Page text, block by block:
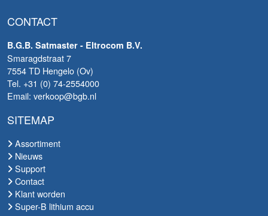
CONTACT
B.G.B. Satmaster - Eltrocom B.V.
Smaragdstraat 7
7554 TD Hengelo (Ov)
Tel. +31 (0) 74-2554000
Email: verkoop@bgb.nl
SITEMAP
Assortiment
Nieuws
Support
Contact
Klant worden
Super-B lithium accu